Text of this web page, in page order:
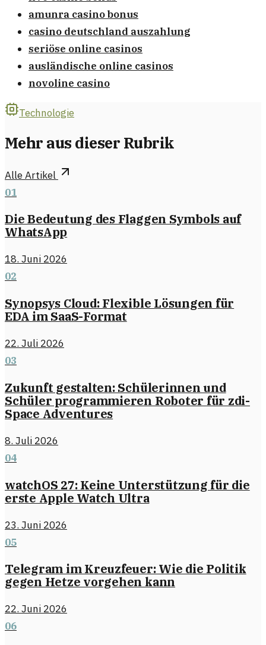
amunra casino bonus
casino deutschland auszahlung
seriöse online casinos
ausländische online casinos
novoline casino
Technologie
Mehr aus dieser Rubrik
Alle Artikel
01
Die Bedeutung des Flaggen Symbols auf
WhatsApp
18. Juni 2026
02
Synopsys Cloud: Flexible Lösungen für
EDA im SaaS-Format
22. Juli 2026
03
Zukunft gestalten: Schülerinnen und
Schüler programmieren Roboter für zdi-
Space Adventures
8. Juli 2026
04
watchOS 27: Keine Unterstützung für die
erste Apple Watch Ultra
23. Juni 2026
05
Telegram im Kreuzfeuer: Wie die Politik
gegen Hetze vorgehen kann
22. Juni 2026
06